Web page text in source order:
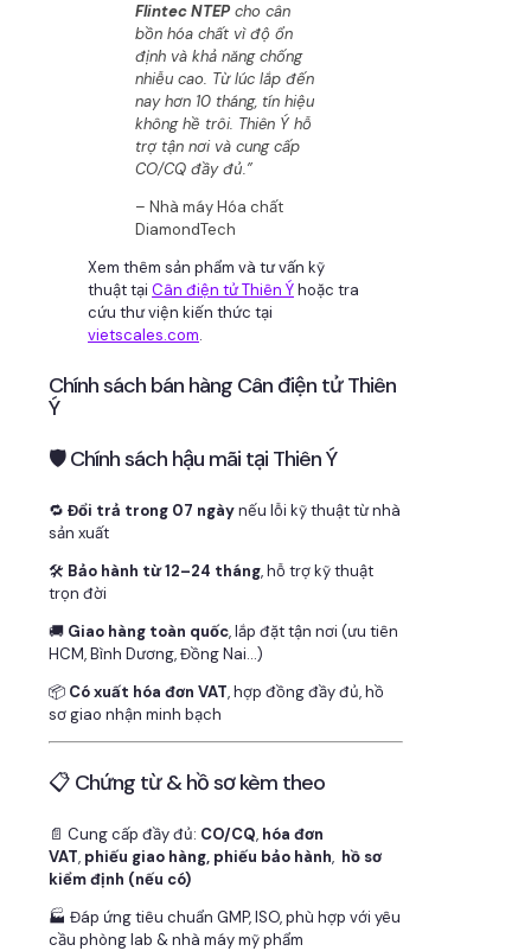
Flintec NTEP cho cân
bồn hóa chất vì độ ổn
định và khả năng chống
nhiễu cao. Từ lúc lắp đến
nay hơn 10 tháng, tín hiệu
không hề trôi. Thiên Ý hỗ
trợ tận nơi và cung cấp
CO/CQ đầy đủ.”
– Nhà máy Hóa chất
DiamondTech
Xem thêm sản phẩm và tư vấn kỹ
thuật tại Cân điện tử Thiên Ýhoặc tra
cứu thư viện kiến thức tại
vietscales.com.
Chính sách bán hàng Cân điện tử Thiên
Ý
🛡 Chính sách hậu mãi tại Thiên Ý
🔁 Đổi trả trong 07 ngàynếu lỗi kỹ thuật từ nhà
sản xuất
🛠 Bảo hành từ 12–24 tháng, hỗ trợ kỹ thuật
trọn đời
🚚 Giao hàng toàn quốc, lắp đặt tận nơi (ưu tiên
HCM, Bình Dương, Đồng Nai…)
📦 Có xuất hóa đơn VAT, hợp đồng đầy đủ, hồ
sơ giao nhận minh bạch
📋 Chứng từ & hồ sơ kèm theo
📄 Cung cấp đầy đủ: CO/CQ, hóa đơn
VAT, phiếu giao hàng, phiếu bảo hành, hồ sơ
kiểm định (nếu có)
🏭 Đáp ứng tiêu chuẩn GMP, ISO, phù hợp với yêu
cầu phòng lab & nhà máy mỹ phẩm